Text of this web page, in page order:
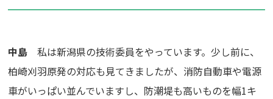
中島 私は新潟県の技術委員をやっています。少し前に、
柏崎刈羽原発の対応も見てきましたが、消防自動車や電源
車がいっぱい並んでいますし、防潮堤も高いものを幅1キ